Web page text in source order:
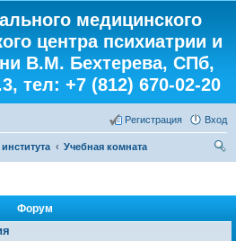
медицинского
центра психиатрии и
В.М. Бехтерева, СПб,
тел: +7 (812) 670-02-20
Вход
Регистрация
Учебная комната
Форум